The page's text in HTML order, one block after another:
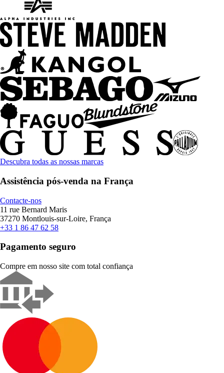
Descubra todas as nossas marcas
Assistência pós-venda na França
Contacte-nos
11 rue Bernard Maris
37270 Montlouis-sur-Loire, França
+33 1 86 47 62 58
Pagamento seguro
Compre em nosso site com total confiança